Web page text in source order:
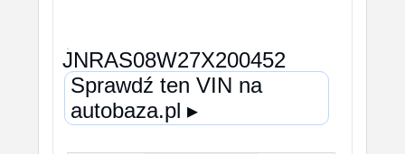
JNRAS08W27X200452
Sprawdź ten VIN na
autobaza.pl ▸